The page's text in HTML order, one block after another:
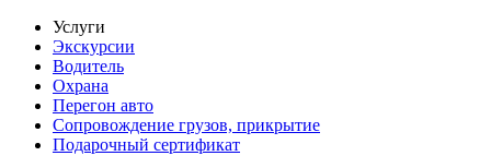
Услуги
Экскурсии
Водитель
Охрана
Перегон авто
Сопровождение грузов, прикрытие
Подарочный сертификат